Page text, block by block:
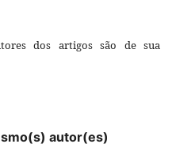
dos artigos são de sua
autor(es)